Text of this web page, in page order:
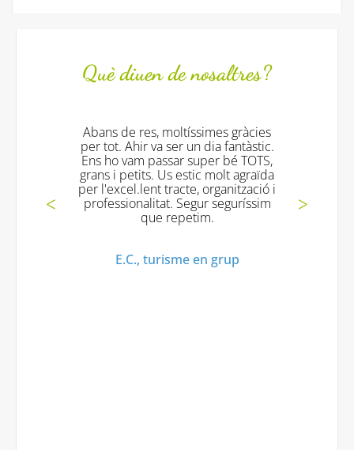
Què diuen de nosaltres?
res, moltíssimes gràcies
va ser un dia fantàstic.
passar super bé TOTS,
Us estic molt agraïda
tracte, organització i
Segur seguríssim
Tot fantástic!!!!
excelents!! i
Mª Jesus V.,